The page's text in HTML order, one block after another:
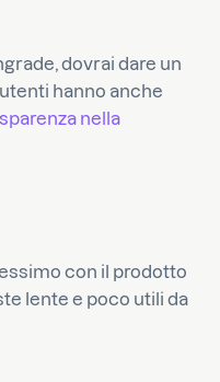
dovrai dare un
hanno anche
nella
con il prodotto
lente e poco utili da